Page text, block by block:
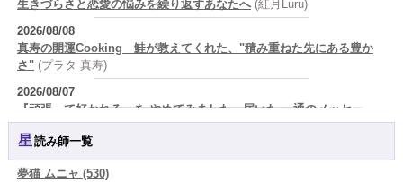
生きづらさと恋愛の悩みを繰り返すあなたへ (紅月Luru)
2026/08/08
真寿の開運Cooking 鮭が教えてくれた、"積み重ねた先にある豊か
さ" (プラタ 真寿)
2026/08/07
『頑張って好かれる』を やめてみました。届いた 一通のメッセー
ジ。 (プラタ 真寿)
2026年8月8日 甲寅――自分の軸を持ちながら、世界と対話する日
星読み師一覧
夢猫 ムニャ (530)